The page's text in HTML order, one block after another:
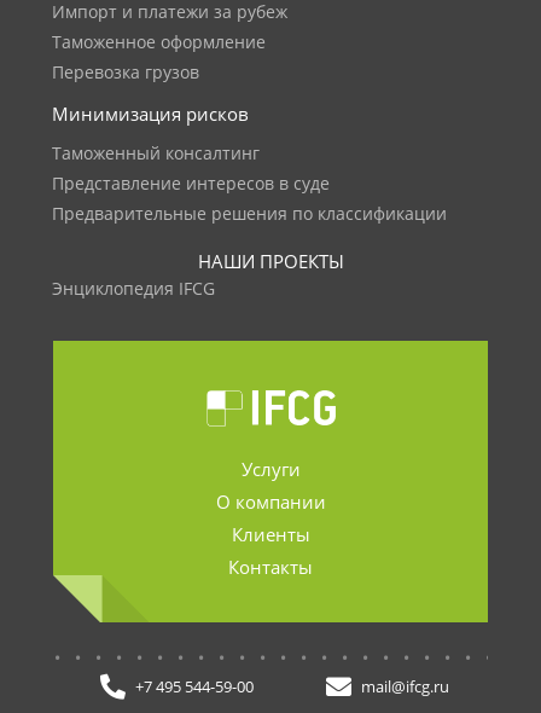
Импорт и платежи за рубеж
Таможенное оформление
Перевозка грузов
Минимизация рисков
Таможенный консалтинг
Представление интересов в суде
Предварительные решения по классификации
НАШИ ПРОЕКТЫ
Энциклопедия IFCG
Услуги
О компании
Клиенты
Контакты
+7 495 544-59-00 mail@ifcg.ru